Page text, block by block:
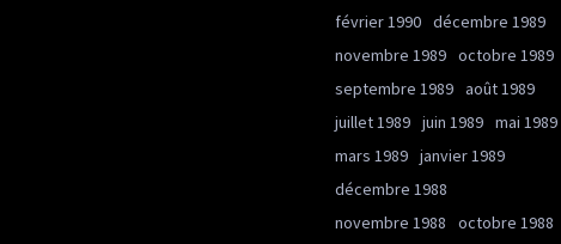
février 1990 décembre 1989
novembre 1989 octobre 1989
septembre 1989 août 1989
juillet 1989 juin 1989 mai 1989
mars 1989 janvier 1989
décembre 1988
novembre 1988
octobre 1988